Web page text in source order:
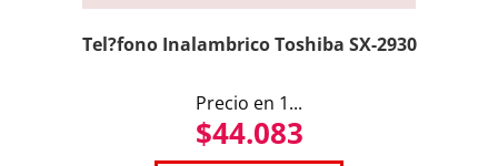
Tel?fono Inalambrico Toshiba SX-2930
Precio en 1...
$44.083